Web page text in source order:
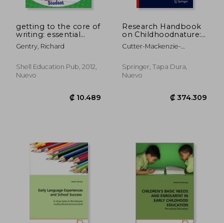
getting to the core of
writing: essential
lessons for every
fourth grade student
Gentry, Richard
Shell Education Pub, 2012,
Nuevo
Research Handbook
on Childhoodnature:
Assemblages of
Childhood and Nature
Cutter-Mackenzie-
Karen ; Barratt Hacking,
Elisabeth
Springer, Tapa Dura,
Nuevo